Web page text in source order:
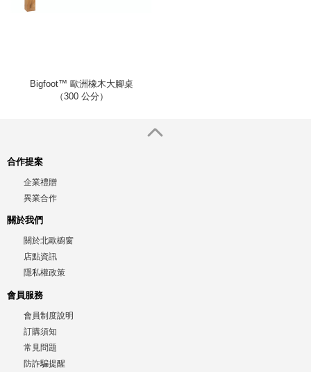
Bigfoot™ 歐洲橡木大腳桌
（300 公分）
合作提案
企業禮贈
異業合作
關於我們
關於北歐櫥窗
店點資訊
隱私權政策
會員服務
會員制度說明
訂購須知
常見問題
防詐騙提醒